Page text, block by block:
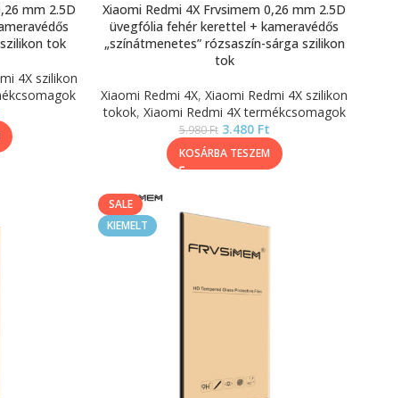
mm 2.5D
tok
4X szilikon
Xiaomi Redmi 4X Frvsimem 0,26 mm 2.5D
üvegfólia fehér kerettel + kameravédős
„színátmenetes” rózsaszín-sárga szilikon
tok
Xiaomi Redmi 4X, Xiaomi Redmi 4X szilikon
tokok, Xiaomi Redmi 4X termékcsomagok
5.980Ft 3.480 Ft
KOSÁRBA TESZEM
SALE
KIEMELT